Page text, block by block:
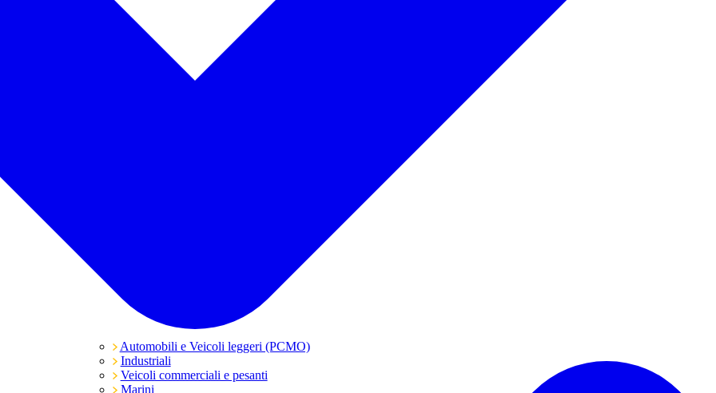
Automobili e Veicoli leggeri (PCMO)
Industriali
Veicoli commerciali e pesanti
Marini